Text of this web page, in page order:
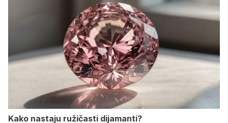
Kako nastaju ružičasti dijamanti?